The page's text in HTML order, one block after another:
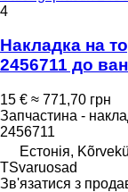
4
Накладка на
2456711 до
15 € ≈ 771,70 грн
Запчастина -
2456711
Естонія,
TSvaruosad
Зв'язатися з